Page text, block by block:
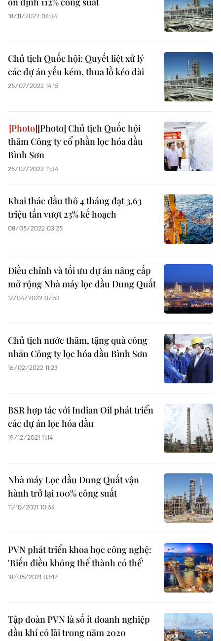
18/11/2022 04:34
Chủ tịch Quốc hội: Quyết liệt xử lý
các dự án yếu kém, thua lỗ kéo dài
25/07/2022 14:15
[Photo] Chủ tịch Quốc hội
thăm Công ty cổ phần lọc hóa dầu
Bình Sơn
25/07/2022 11:34
Khai thác dầu thô 4 tháng đạt 3,63
triệu tấn vượt 23% kế hoạch
08/05/2022 03:25
Điều chỉnh và tối ưu dự án nâng cấp
mở rộng Nhà máy lọc dầu Dung Quất
17/04/2022 07:53
Chủ tịch nước thăm, tặng quà công
nhân Công ty lọc hóa dầu Bình Sơn
16/02/2022 11:23
BSR hợp tác với Indian Oil phát triển
các dự án lọc hóa dầu
19/12/2021 11:14
Nhà máy Lọc dầu Dung Quất vận
hành trở lại 100% công suất
11/10/2021 10:54
PVN phát triển khoa học công nghệ:
'Biến điều không thể thành có thể'
18/05/2021 03:17
Tập đoàn PVN là số ít doanh nghiệp
dầu khí có lãi trong năm 2020